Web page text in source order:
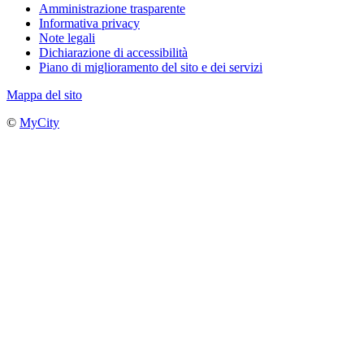
Amministrazione trasparente
Informativa privacy
Note legali
Dichiarazione di accessibilità
Piano di miglioramento del sito e dei servizi
Mappa del sito
© MyCity